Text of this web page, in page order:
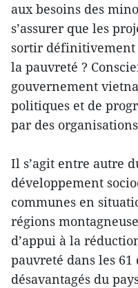
aux besoins des
s’assurer que les
sortir définitivement
la pauvreté ?
gouvernement
politiques et de
par des
Il s’agit entre autre
développement
communes en
régions
d’appui à la
pauvreté dans les
désavantagés du